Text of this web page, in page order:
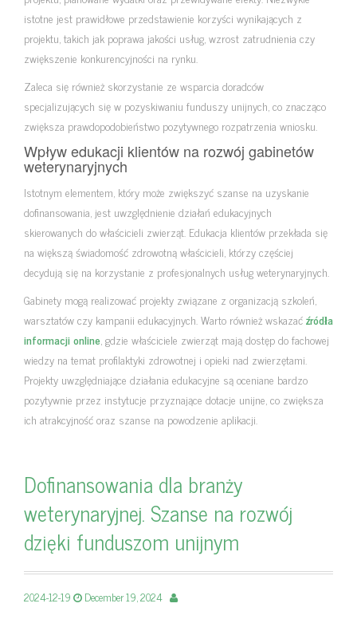
istotne jest prawidłowe przedstawienie korzyści wynikających z
projektu, takich jak poprawa jakości usług, wzrost zatrudnienia czy
zwiększenie konkurencyjności na rynku.
Zaleca się również skorzystanie ze wsparcia doradców
specjalizujących się w pozyskiwaniu funduszy unijnych, co znacząco
zwiększa prawdopodobieństwo pozytywnego rozpatrzenia wniosku.
Wpływ edukacji klientów na rozwój gabinetów
weterynaryjnych
Istotnym elementem, który może zwiększyć szanse na uzyskanie
dofinansowania, jest uwzględnienie działań edukacyjnych
skierowanych do właścicieli zwierząt. Edukacja klientów przekłada się
na większą świadomość zdrowotną właścicieli, którzy częściej
decydują się na korzystanie z profesjonalnych usług weterynaryjnych.
Gabinety mogą realizować projekty związane z organizacją szkoleń,
warsztatów czy kampanii edukacyjnych. Warto również wskazaćźródła
informacji online, gdzie właściciele zwierząt mają dostęp do fachowej
wiedzy na temat profilaktyki zdrowotnej i opieki nad zwierzętami.
Projekty uwzględniające działania edukacyjne są oceniane bardzo
pozytywnie przez instytucje przyznające dotacje unijne, co zwiększa
ich atrakcyjność oraz szanse na powodzenie aplikacji.
Dofinansowania dla branży
weterynaryjnej. Szanse na rozwój
dzięki funduszom unijnym
2024-12-19 December 19, 2024